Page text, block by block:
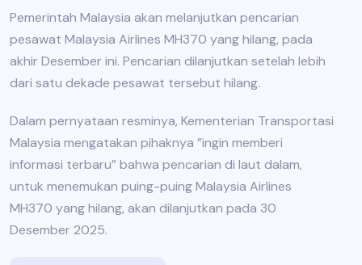
Pemerintah Malaysia akan melanjutkan pencarian
pesawat Malaysia Airlines MH370 yang hilang, pada
akhir Desember ini. Pencarian dilanjutkan setelah lebih
dari satu dekade pesawat tersebut hilang.
Dalam pernyataan resminya, Kementerian Transportasi
Malaysia mengatakan pihaknya ”ingin memberi
informasi terbaru” bahwa pencarian di laut dalam,
untuk menemukan puing-puing Malaysia Airlines
MH370 yang hilang, akan dilanjutkan pada 30
Desember 2025.